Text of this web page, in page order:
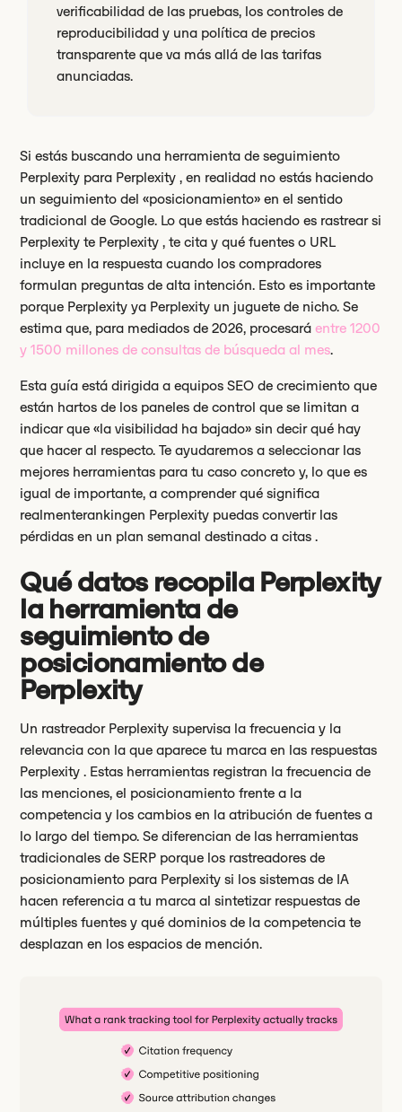
verificabilidad de las pruebas, los controles de
reproducibilidad y una política de precios
transparente que va más allá de las tarifas
anunciadas.
Si estás buscando una herramienta de seguimiento
Perplexity para Perplexity , en realidad no estás haciendo
un seguimiento del «posicionamiento» en el sentido
tradicional de Google. Lo que estás haciendo es rastrear si
Perplexity te Perplexity , te cita y qué fuentes o URL
incluye en la respuesta cuando los compradores
formulan preguntas de alta intención. Esto es importante
porque Perplexity ya Perplexity un juguete de nicho. Se
estima que, para mediados de 2026, procesaráentre 1200
y 1500 millones de consultas de búsqueda al mes.
Esta guía está dirigida a equipos SEO de crecimiento que
están hartos de los paneles de control que se limitan a
indicar que «la visibilidad ha bajado» sin decir qué hay
que hacer al respecto. Te ayudaremos a seleccionar las
mejores herramientas para tu caso concreto y, lo que es
igual de importante, a comprender qué significa
realmenterankingen Perplexity puedas convertir las
pérdidas en un plan semanal destinado a citas .
Qué datos recopila Perplexity
la herramienta de
seguimiento de
posicionamiento de
Perplexity
Un rastreador Perplexity supervisa la frecuencia y la
relevancia con la que aparece tu marca en las respuestas
Perplexity . Estas herramientas registran la frecuencia de
las menciones, el posicionamiento frente a la
competencia y los cambios en la atribución de fuentes a
lo largo del tiempo. Se diferencian de las herramientas
tradicionales de SERP porque los rastreadores de
posicionamiento para Perplexity si los sistemas de IA
hacen referencia a tu marca al sintetizar respuestas de
múltiples fuentes y qué dominios de la competencia te
desplazan en los espacios de mención.